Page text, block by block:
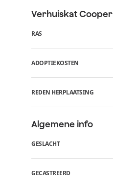
VerhuiskatCooper
RAS
ADOPTIEKOSTEN
REDEN HERPLAATSING
Algemene info
GESLACHT
GECASTREERD